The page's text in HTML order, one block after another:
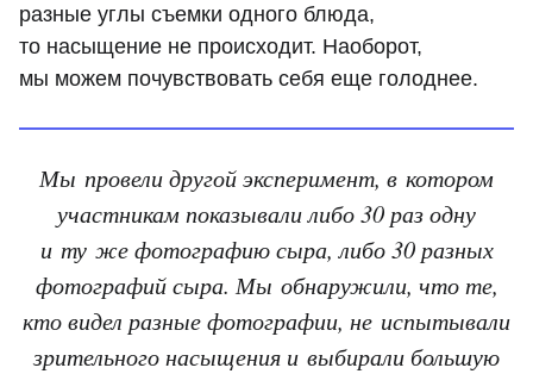
разные углы съемки одного блюда,
то насыщение не происходит. Наоборот,
мы можем почувствовать себя еще голоднее.
Мы провели другой эксперимент, в котором
участникам показывали либо 30 раз одну
и ту же фотографию сыра, либо 30 разных
фотографий сыра. Мы обнаружили, что те,
кто видел разные фотографии, не испытывали
зрительного насыщения и выбирали большую